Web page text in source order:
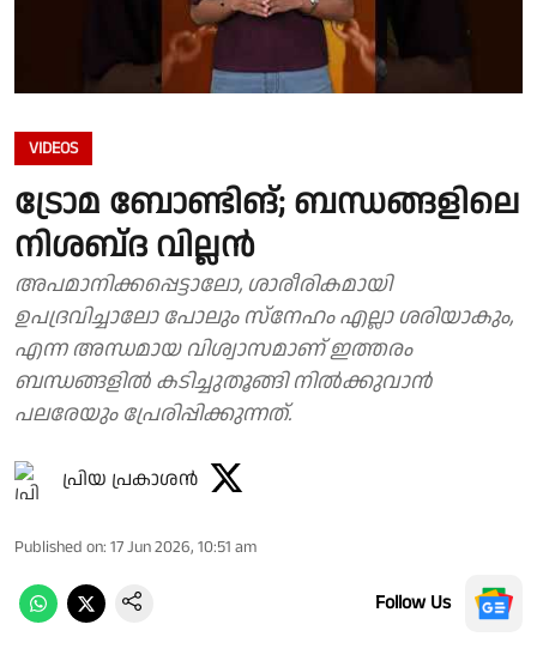
VIDEOS
ട്രോമ ബോണ്ടിങ്; ബന്ധങ്ങളിലെ
നിശബ്‌ദ വില്ലൻ
അപമാനിക്കപ്പെട്ടാലോ, ശാരീരികമായി
ഉപദ്രവിച്ചാലോ പോലും സ്നേഹം എല്ലാ ശരിയാകും,
എന്ന അന്ധമായ വിശ്വാസമാണ് ഇത്തരം
ബന്ധങ്ങളിൽ കടിച്ചുതൂങ്ങി നിൽക്കുവാൻ
പലരേയും പ്രേരിപ്പിക്കുന്നത്.
പ്രിയ പ്രകാശന്‍
Published on: 17 Jun 2026, 10:51 am
Follow Us